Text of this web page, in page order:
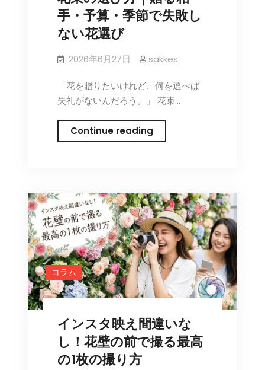
手・予算・季節で失敗し
ない花選び
2026年6月27日 sakkes
「花を贈りたいけれど、何を選べば
失礼がないんだろう。」 花束…
Continue reading花
束
び
方
｜
贈
る
相
手・
予
季
節
コラム
インスタ映え間違いな
し！花壁の前で撮る最高
の1枚の撮り方